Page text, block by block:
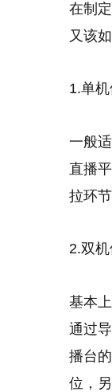
在制
又该
1.单机
一般
直播
拉环
2.双机
基本
通过
播台
位，